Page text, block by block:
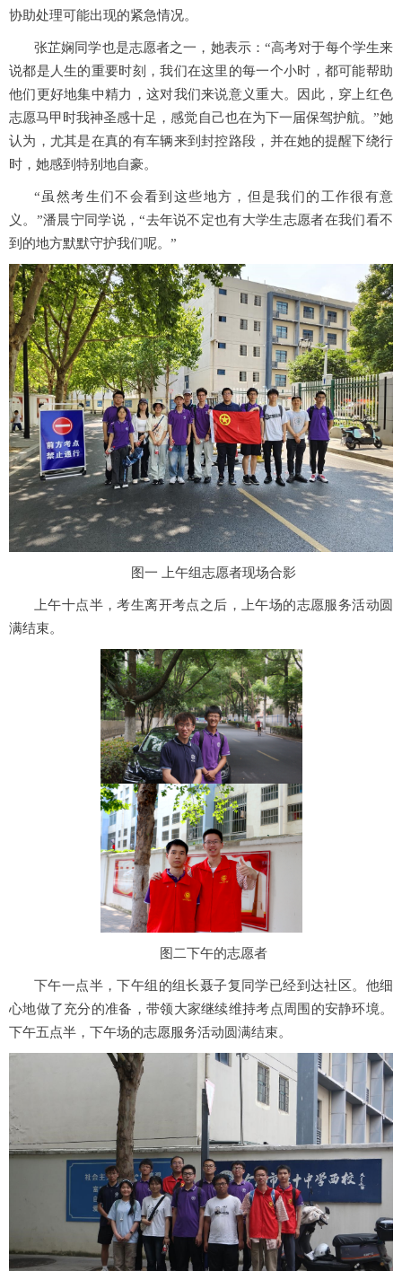
协助处理可能出现的紧急情况。
张芷娴同学也是志愿者之一，她表示：“高考对于每个学生来
说都是人生的重要时刻，我们在这里的每一个小时，都可能帮助
他们更好地集中精力，这对我们来说意义重大。因此， 穿上红色
志愿马甲时我神圣感十足，感觉自己也在为下一届保驾护航。 ”她
认为，尤其是在真的有车辆来到封控路段，并在她的提醒下绕行
时，她感到特别地自豪。
“虽然考生们不会看到这些地方，但是我们的工作很有意
义。”潘晨宁同学说，“去年说不定也有大学生志愿者在我们看不
到的地方默默守护我们呢。”
图一 上午组志愿者现场合影
上午十点半，考生离开考点之后，上午场的志愿服务活动圆
满结束。
图二下午的志愿者
下午一点半，下午组的组长聂子复同学已经到达社区。他细
心地做了充分的准备 ，带领大家继续维持考点周围的安静环境。
下午五点半，下午场的志愿服务活动圆满结束。